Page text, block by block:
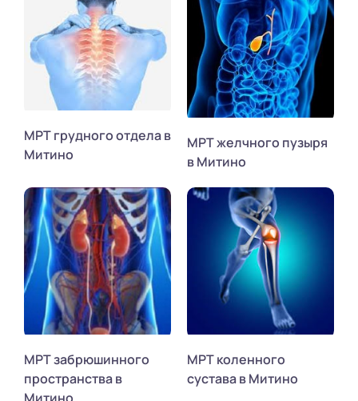
МРТ грудного отдела в
Митино
МРТ желчного пузыря
в Митино
МРТ забрюшинного
пространства в
МРТ коленного
сустава в Митино